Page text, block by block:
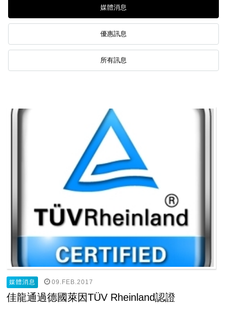
媒體消息
優惠訊息
所有訊息
媒體消息 09.FEB.2017
佳龍通過德國萊因TÜV Rheinland認證